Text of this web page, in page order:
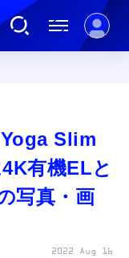
Slim
有機ELと
写真・画
2022 Aug 16